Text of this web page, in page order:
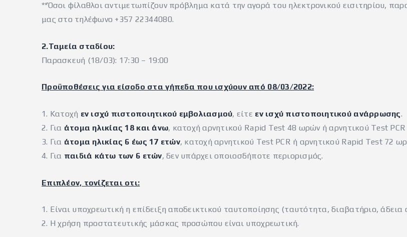
**Όσοι φίλαθλοι αντιμετωπίζουν πρόβλημα κατά την αγορά του ηλεκτρονικού εισιτηρίου,
μας στο τηλέφωνο +357 22344080.
2.Ταμεία σταδίου:
Παρασκευή (18/03): 17:30 – 19:00
Προϋποθέσεις για είσοδο στα γήπεδα που ισχύουν από 08/03/2022:
1. Κατοχή εν ισχύ πιστοποιητικού εμβολιασμού, είτε εν ισχύ πιστοποιητικού ανάρρωσης.
2. Για άτομα ηλικίας 18 και άνω, κατοχή αρνητικού Rapid Test 48 ωρών ή αρνητικού Test
3. Για άτομα ηλικίας 6 έως 17 ετών, κατοχή αρνητικού Test PCR ή αρνητικού Rapid Test 72
4. Για παιδιά κάτω των 6 ετών, δεν υπάρχει οποιοσδήποτε περιορισμός.
Επιπλέον, τονίζεται οτι:
1. Είναι υποχρεωτική η επίδειξη αποδεικτικού ταυτοποίησης (ταυτότητα, διαβατήριο,
2. H χρήση προστατευτικής μάσκας προσώπου είναι υποχρεωτική.